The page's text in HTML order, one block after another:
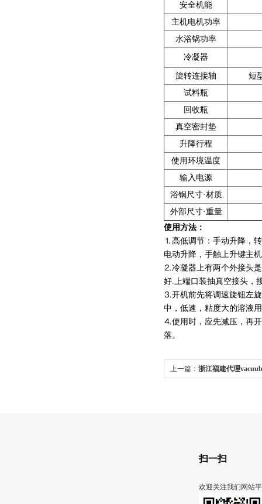
安全机能
主机电机功率
水浴锅功率
冷凝器
旋转连接轴
短
试料瓶
回收瓶
真空密封垫
升降行程
使用环境温度
输入电源
浴锅尺寸·材质
外部尺寸·重量
使用方法：
⒈高低调节：手动升降，
电动升降，手触上升键主
⒉冷凝器上有两个外接头
好.上端口装抽真空接头，
⒊开机前先将调速旋钮左
中，低速，粘度大的溶液
⒋使用时，应先减压，再
落。
上一篇： 浙江福建代理
扫一扫
欢迎关注我们网站